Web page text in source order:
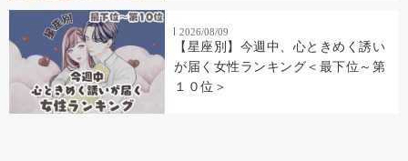
2026/08/09
【星座別】今週中、心ときめく誘い
が届く女性ランキング＜最下位～第
１０位＞